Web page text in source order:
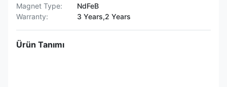
Magnet Type:
NdFeB
Warranty:
3 Years,2 Years
Ürün Tanımı